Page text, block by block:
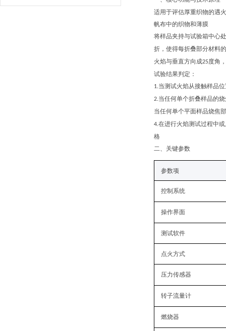
适用于评估厚重织物的遇
帆布中的织物和薄膜
将样品夹持与试验箱中心
折，使得每折叠部分材料
火焰与垂直方向成25度角
试验结果判定：
1.当测试火焰从接触样品
2.当任何单个折叠样品的
当任何单个平面样品烧焦
4.在进行火焰测试过程中
格
二、关键参数
参数项
控制系统
操作界面
测试软件
点火方式
压力传感器
转子流量计
燃烧器